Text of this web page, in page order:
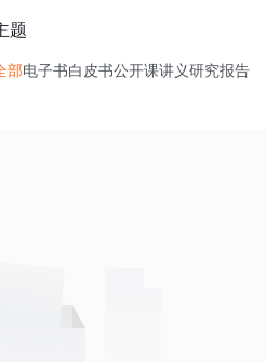
题
部电子书白皮书公开课讲义研究报告